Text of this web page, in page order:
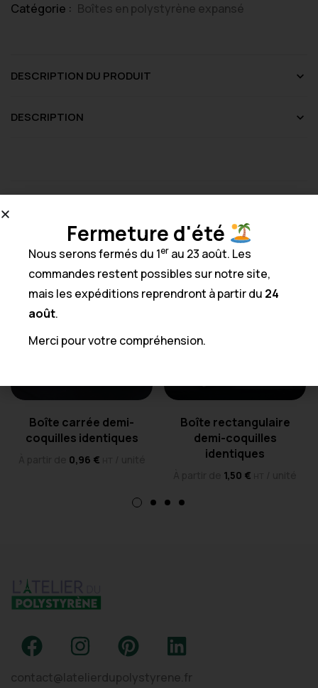
Catégorie : Boîtes en polystyrène expansé
DESCRIPTION DU PRODUIT
DESCRIPTION
Boîte carrée demi-
coquilles identiques
0,96 €
Boîte rectangulaire
demi-coquilles
identiques
1,50 €
contact@latelierdupolystyrene.fr
Fermeture d'été
Nous serons fermés du 1er au 23 août. Les
commandes restent possibles sur notre site,
mais les expéditions reprendront à partir du 24
août.
Merci pour votre compréhension.